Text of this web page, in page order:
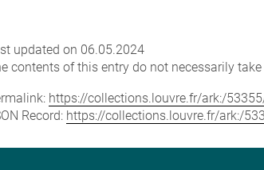
updated on 06.05.2024
contents of this entry do not necessarily
https://collections.louvre.fr/ark:/
Record: https://collections.louvre.fr/ark:/